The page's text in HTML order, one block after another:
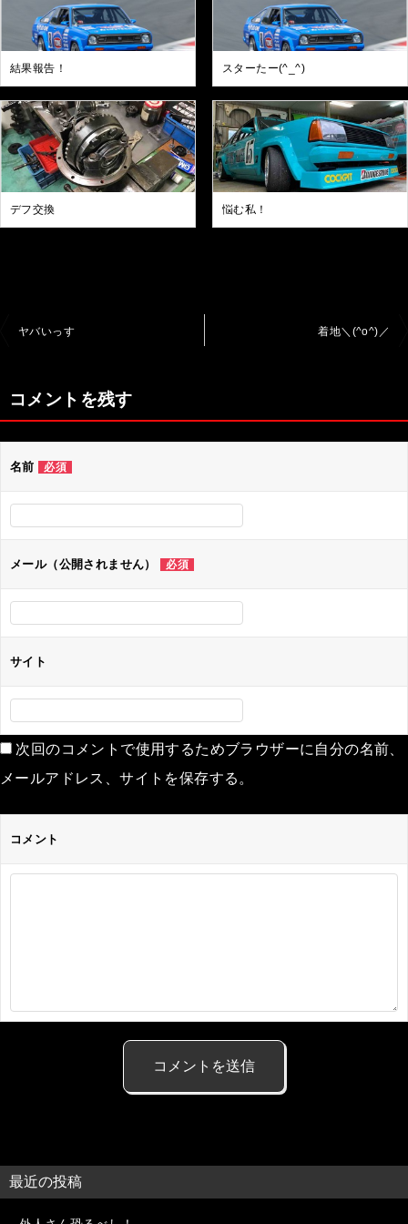
結果報告！ スターたー(^_^)
デフ交換 悩む私！
ビ
ゲ
ー
シ
ョ
ン
ヤバいっす 着地＼(^o^)／
コメントを残す
名前 必須
メール（公開されません） 必須
サイト
次回のコメントで使用するためブラウザーに自分の名前、
メールアドレス、サイトを保存する。
コメント
最近の投稿